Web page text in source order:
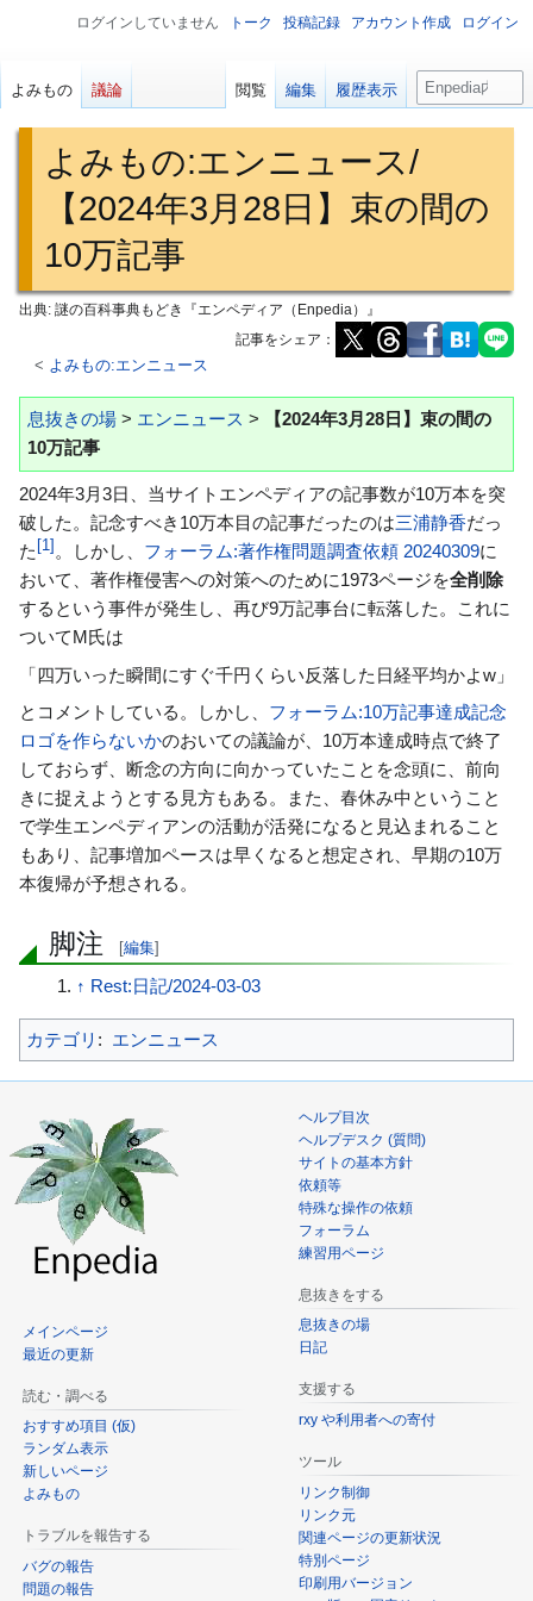
よみもの:エンニュース/
【2024年3月28日】束の間の
10万記事
出典: 謎の百科事典もどき『エンペディア（Enpedia）』
記事をシェア：
< よみもの:エンニュース
ナ
ビ
ゲ
ー
シ
ョ
ン
に
移
動
検
索
に
移
動
息抜きの場 > エンニュース >
【2024年3月28日】束の間の
10万記事
2024年3月3日、当サイトエンペディアの記事数が10万本を突
破した。記念すべき10万本目の記事だったのは三浦静香だっ
た 1 。しかし、 フォーラム:著作権問題調査依頼 20240309に
おいて、著作権侵害への対策へのために1973ページを全削除
するという事件が発生し、再び9万記事台に転落した。これに
ついてM氏は
「四万いった瞬間にすぐ千円くらい反落した日経平均かよw」
とコメントしている。しかし、 フォーラム:10万記事達成記念
ロゴを作らないかのおいての議論が、10万本達成時点で終了
しておらず、断念の方向に向かっていたことを念頭に、前向
きに捉えようとする見方もある。また、春休み中ということ
で学生エンペディアンの活動が活発になると見込まれること
もあり、記事増加ペースは早くなると想定され、早期の10万
本復帰が予想される。
脚注 [編集]
↑ Rest:日記/2024-03-03
カテゴリ : エンニュース
ログインしていません トーク 投稿記録 アカウント作成 ログイン
よみもの 議論 閲覧 編集 履歴表示
検
索
メインページ
最近の更新
読む・調べる
おすすめ項目 (仮)
ランダム表示
新しいページ
よみもの
トラブルを報告する
バグの報告
問題の報告
ヘルプ目次
ヘルプデスク (質問)
サイトの基本方針
依頼等
特殊な操作の依頼
フォーラム
練習用ページ
息抜きをする
息抜きの場
日記
支援する
rxy や利用者への寄付
ツール
リンク制御
リンク元
関連ページの更新状況
特別ページ
印刷用バージョン